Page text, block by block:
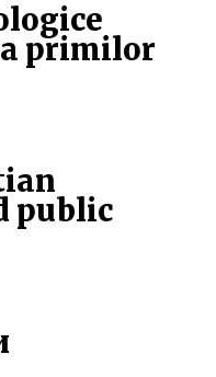
primilor
public